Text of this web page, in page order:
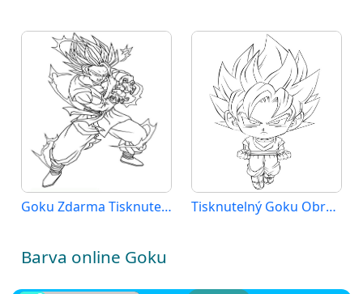
Goku Zdarma Tisknutelný Tisknutelný Goku Obrázek pro Děti
Barva online Goku